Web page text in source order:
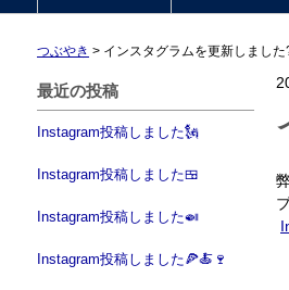
つぶやき > インスタグラムを更新しました
最近の投稿
Instagram投稿しました🗽
Instagram投稿しました🍱
Instagram投稿しました🍛
Instagram投稿しました🍕🍝🍷